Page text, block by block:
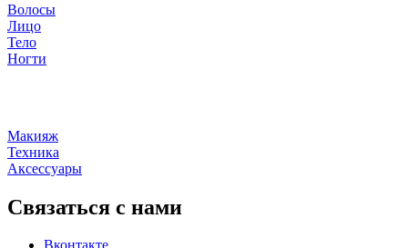
Волосы
Лицо
Тело
Ногти
Макияж
Техника
Аксессуары
Связаться с нами